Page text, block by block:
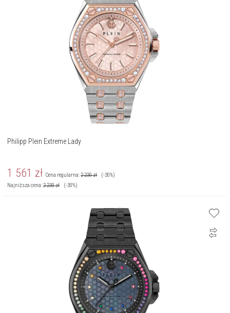
Philipp Plein Extreme Lady
1 561 zł Cena regularna:2 230zł
(-30%)
Najniższa cena:2 230zł (-30%)